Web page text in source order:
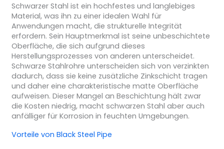
Schwarzer Stahl ist ein hochfestes und langlebiges
Material, was ihn zu einer idealen Wahl für
Anwendungen macht, die strukturelle Integrität
erfordern. Sein Hauptmerkmal ist seine unbeschichtete
Oberfläche, die sich aufgrund dieses
Herstellungsprozesses von anderen unterscheidet.
Schwarze Stahlrohre unterscheiden sich von verzinkten
dadurch, dass sie keine zusätzliche Zinkschicht tragen
und daher eine charakteristische matte Oberfläche
aufweisen. Dieser Mangel an Beschichtung hält zwar
die Kosten niedrig, macht schwarzen Stahl aber auch
anfälliger für Korrosion in feuchten Umgebungen.
Vorteile von Black Steel Pipe